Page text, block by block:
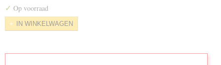
✓ Op voorraad
IN WINKELWAGEN